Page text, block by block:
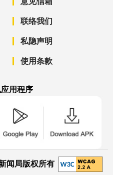
联络我们
私隐声明
使用条款
用程序
闻局版权所有